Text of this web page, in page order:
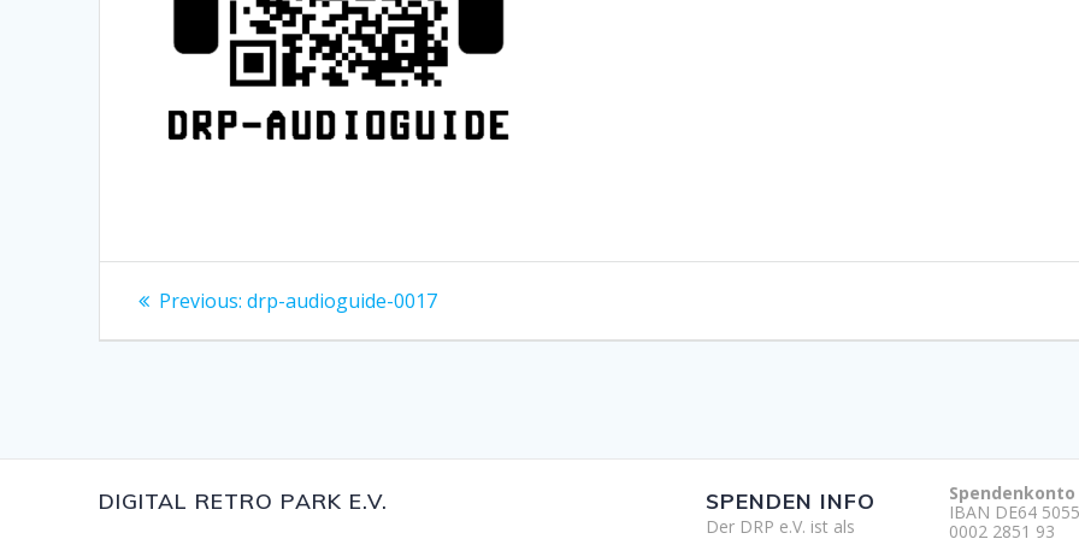
Beitragsnavigation
Previous: Previous
drp-audioguide-0017
DIGITAL RETRO PARK E.V. SPENDEN INFO
Der DRP e.V. ist als
Spendenkonto
IBAN DE64
0002 2851 93